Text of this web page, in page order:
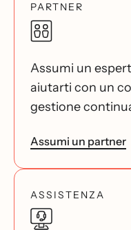
PARTNER
Assumi un
aiutarti con un
gestione
Assumi un partner
ASSISTENZA